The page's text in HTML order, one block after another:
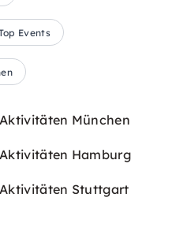
Events
Aktivitäten München
Aktivitäten Hamburg
Aktivitäten Stuttgart